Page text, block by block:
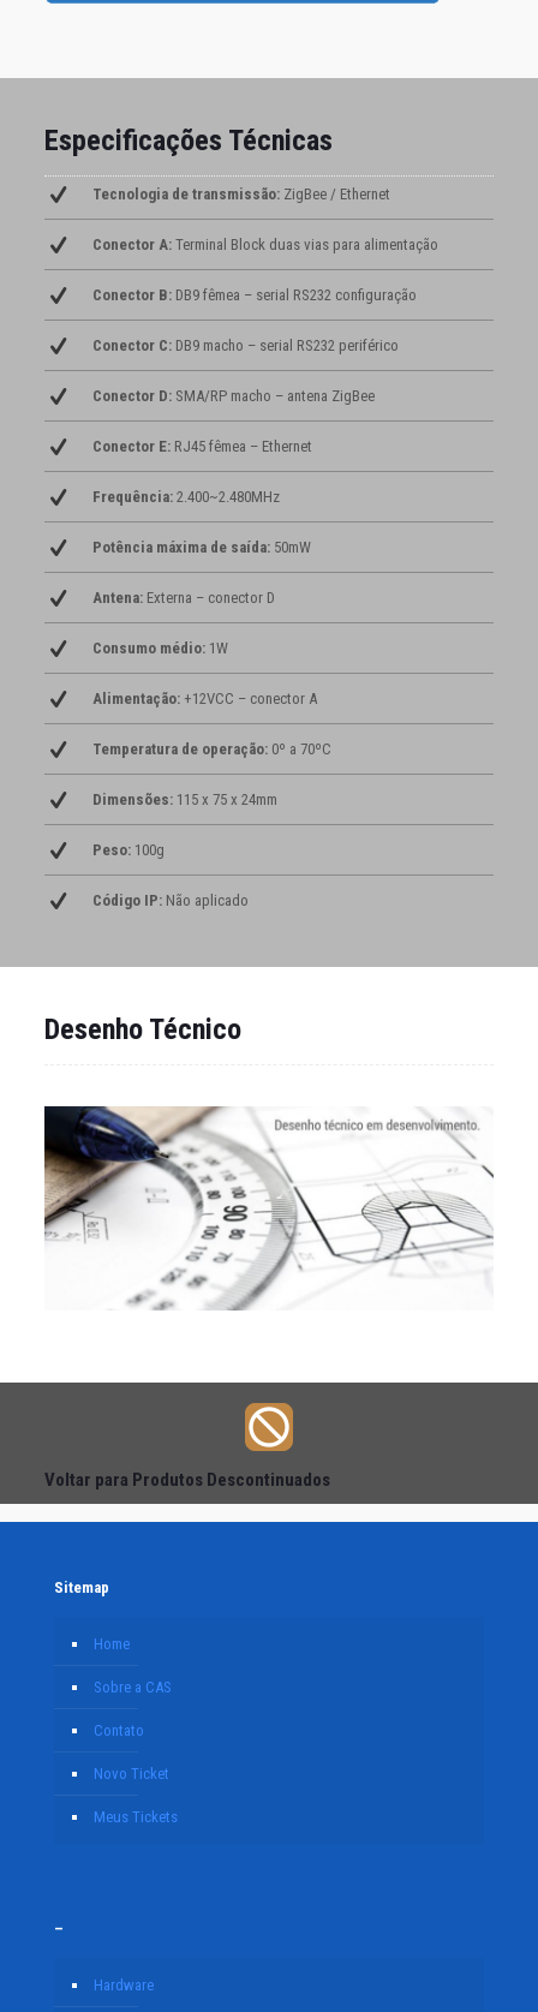
Especificações Técnicas
Tecnologia de transmissão:ZigBee / Ethernet
Conector A:Terminal Block duas vias para alimentação
Conector B:DB9 fêmea – serial RS232 configuração
Conector C:DB9 macho – serial RS232 periférico
Conector D:SMA/RP macho – antena ZigBee
Conector E:RJ45 fêmea – Ethernet
Frequência:2.400~2.480MHz
Potência máxima de saída:50mW
Antena:Externa – conector D
Consumo médio:1W
Alimentação:+12VCC – conector A
Temperatura de operação:0º a 70ºC
Dimensões:115 x 75 x 24mm
Peso:100g
Código IP:Não aplicado
Desenho Técnico
Voltar para Produtos Descontinuados
Sitemap
Home
Sobre a CAS
Contato
Novo Ticket
Meus Tickets
–
Hardware